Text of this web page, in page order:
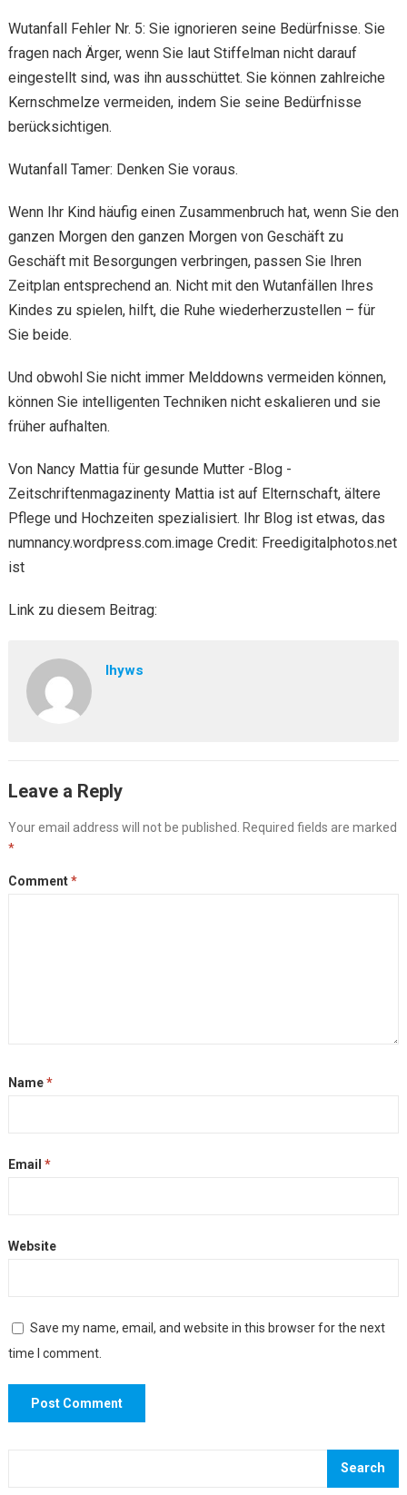
Wutanfall Fehler Nr. 5: Sie ignorieren seine Bedürfnisse. Sie
fragen nach Ärger, wenn Sie laut Stiffelman nicht darauf
eingestellt sind, was ihn ausschüttet. Sie können zahlreiche
Kernschmelze vermeiden, indem Sie seine Bedürfnisse
berücksichtigen.
Wutanfall Tamer: Denken Sie voraus.
Wenn Ihr Kind häufig einen Zusammenbruch hat, wenn Sie den
ganzen Morgen den ganzen Morgen von Geschäft zu
Geschäft mit Besorgungen verbringen, passen Sie Ihren
Zeitplan entsprechend an. Nicht mit den Wutanfällen Ihres
Kindes zu spielen, hilft, die Ruhe wiederherzustellen – für
Sie beide.
Und obwohl Sie nicht immer Melddowns vermeiden können,
können Sie intelligenten Techniken nicht eskalieren und sie
früher aufhalten.
Von Nancy Mattia für gesunde Mutter -Blog -
Zeitschriftenmagazinenty Mattia ist auf Elternschaft, ältere
Pflege und Hochzeiten spezialisiert. Ihr Blog ist etwas, das
numnancy.wordpress.com.image Credit: Freedigitalphotos.net
ist
Link zu diesem Beitrag:
lhyws
Leave a Reply
Your email address will not be published.
Required fields are marked
*
Comment*
Name*
Email *
Website
Save my name, email, and website in this browser for the next
time I comment.
Search